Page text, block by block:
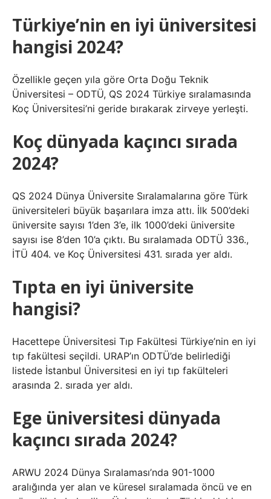
Türkiye’nin en iyi üniversitesi
hangisi 2024?
Özellikle geçen yıla göre Orta Doğu Teknik
Üniversitesi – ODTÜ, QS 2024 Türkiye sıralamasında
Koç Üniversitesi’ni geride bırakarak zirveye yerleşti.
Koç dünyada kaçıncı sırada
2024?
QS 2024 Dünya Üniversite Sıralamalarına göre Türk
üniversiteleri büyük başarılara imza attı. İlk 500’deki
üniversite sayısı 1’den 3’e, ilk 1000’deki üniversite
sayısı ise 8’den 10’a çıktı. Bu sıralamada ODTÜ 336.,
İTÜ 404. ve Koç Üniversitesi 431. sırada yer aldı.
Tıpta en iyi üniversite
hangisi?
Hacettepe Üniversitesi Tıp Fakültesi Türkiye’nin en iyi
tıp fakültesi seçildi. URAP’ın ODTÜ’de belirlediği
listede İstanbul Üniversitesi en iyi tıp fakülteleri
arasında 2. sırada yer aldı.
Ege üniversitesi dünyada
kaçıncı sırada 2024?
ARWU 2024 Dünya Sıralaması’nda 901-1000
aralığında yer alan ve küresel sıralamada öncü ve en